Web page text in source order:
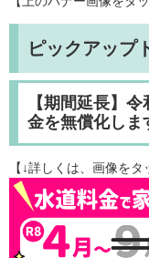
ピックアップ
【期間延長】
金を無償化しま
【↓詳しくは、画像をタ